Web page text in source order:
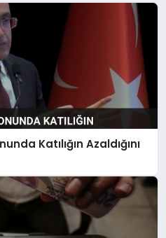
Katılığın Azaldığını